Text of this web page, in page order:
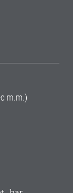
m.m.)